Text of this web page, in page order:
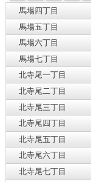
馬場四丁目
馬場五丁目
馬場六丁目
馬場七丁目
北寺尾一丁目
北寺尾二丁目
北寺尾三丁目
北寺尾四丁目
北寺尾五丁目
北寺尾六丁目
北寺尾七丁目